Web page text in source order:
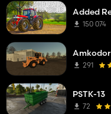
Added
150 074
Amkodor
291
PSTK-13
72